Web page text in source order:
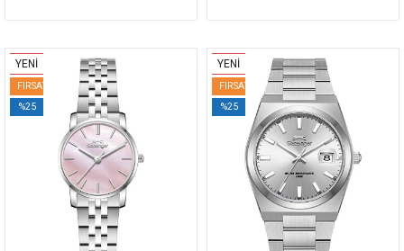
YENİ
FIRSAT
%25
YENİ
FIRSAT
%25